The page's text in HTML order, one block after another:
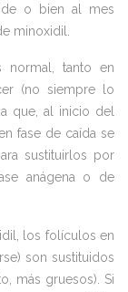
o bien al mes
minoxidil.
normal, tanto en
(no siempre lo
que, al inicio del
fase de caída se
sustituirlos por
anágena o de
los folículos en
son sustituidos
más gruesos). Si